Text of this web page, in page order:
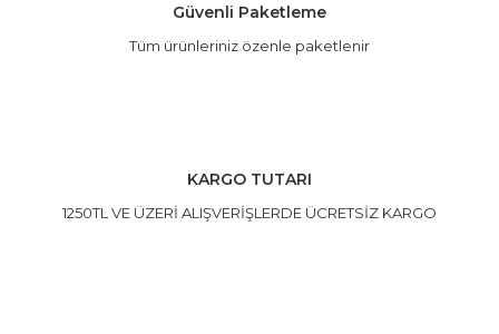
Güvenli Paketleme
Tüm ürünleriniz özenle paketlenir
KARGO TUTARI
1250TL VE ÜZERİ ALIŞVERİŞLERDE ÜCRETSİZ KARGO